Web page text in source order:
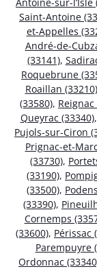
Saint-Antoine
et-Appelles
André-de-
(33141),
Roquebrune
Roaillan (33210)
(33580), Reignac
Queyrac (33340),
Pujols-sur-Ciron
Prignac-et-
(33730),
(33190),
(33500),
(33390),
Cornemps
(33600), Périssac
Parempuyre
Ordonnac